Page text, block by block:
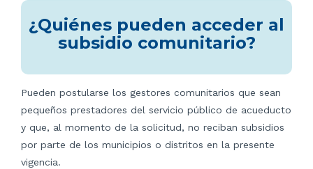
¿Quiénes pueden acceder al
subsidio comunitario?
Pueden postularse los gestores comunitarios que sean
pequeños prestadores del servicio público de acueducto
y que, al momento de la solicitud, no reciban subsidios
por parte de los municipios o distritos en la presente
vigencia.